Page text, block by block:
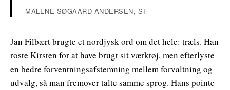
MALENE SØGAARD-ANDERSEN, SF
Jan Filbært brugte et nordjysk ord om det hele: træls. Han
roste Kirsten for at have brugt sit værktøj, men efterlyste
en bedre forventningsafstemning mellem forvaltning og
udvalg, så man fremover talte samme sprog. Hans pointe